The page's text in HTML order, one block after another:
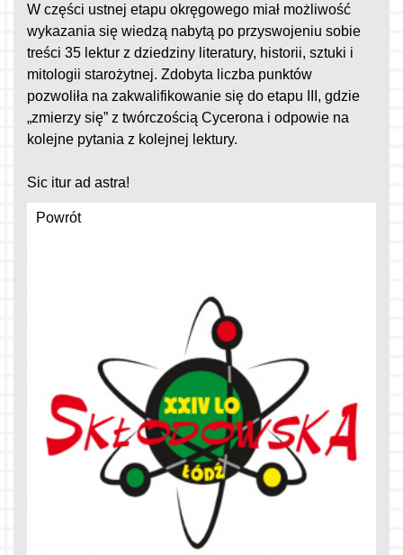
W części ustnej etapu okręgowego miał możliwość
wykazania się wiedzą nabytą po przyswojeniu sobie
treści 35 lektur z dziedziny literatury, historii, sztuki i
mitologii starożytnej. Zdobyta liczba punktów
pozwoliła na zakwalifikowanie się do etapu III, gdzie
„zmierzy się” z twórczością Cycerona i odpowie na
kolejne pytania z kolejnej lektury.
Sic itur ad astra!
Powrót